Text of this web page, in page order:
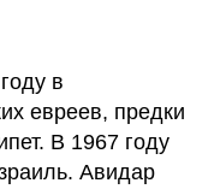
в
евреев, предки
В 1967 году
Авидар